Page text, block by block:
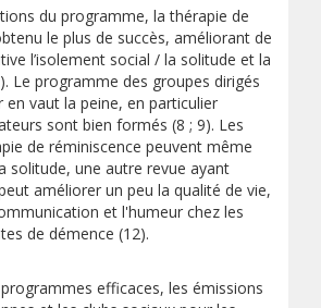
du programme, la thérapie de
le plus de succès, améliorant de
l’isolement social / la solitude et la
Le programme des groupes dirigés
en vaut la peine, en particulier
sont bien formés (8 ; 9). Les
de réminiscence peuvent même
solitude, une autre revue ayant
améliorer un peu la qualité de vie,
et l'humeur chez les
de démence (12).
efficaces, les émissions